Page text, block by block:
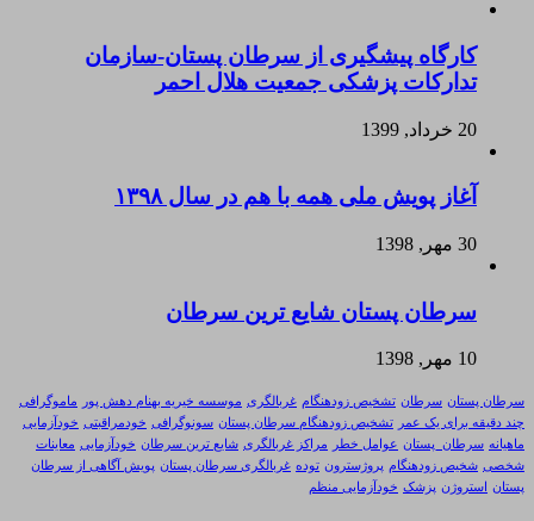
کارگاه پیشگیری از سرطان پستان-سازمان
تدارکات پزشکی جمعیت هلال احمر
20 خرداد, 1399
آغاز پویش ملی همه با هم در سال ۱۳۹۸
30 مهر, 1398
سرطان پستان شایع ترین سرطان
10 مهر, 1398
سرطان پستان سرطان تشخیص زودهنگام غربالگری موسسه خیریه بهنام دهش پور
ماموگرافی
چند دقیقه برای یک عمر
تشخیص زودهنگام سرطان پستان سونوگرافی خودمراقبتی خودآزمایی
ماهیانه سرطان_پستان عوامل خطر مراکز غربالگری شایع ترین سرطان خودآزمایی معاینات
شخصی شخیص زودهنگام پروژسترون توده غربالگری سرطان پستان پویش آگاهی از سرطان
پستان
استروژن پزشک خودآزمایی منظم